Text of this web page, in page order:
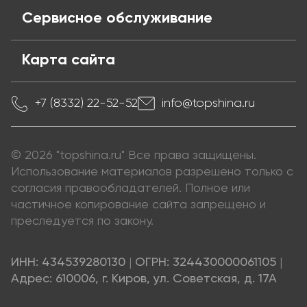
Сервисное обслуживание
Карта сайта
+7 (8332) 22-52-52 info@topshina.ru
© 2026 "topshina.ru" Все права защищены.
Использование материалов разрешено только с
согласия правообладателей. Полное или
частичное копирование сайта запрещено и
преследуется по закону.
ИНН: 434539280130 ОГРН: 324430000061105
Адрес: 610006, г. Киров, ул. Советская, д. 17А